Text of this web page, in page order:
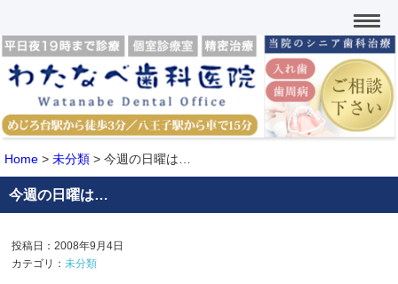
Home > 未分類 > 今週の日曜は…
今週の日曜は…
投稿日：2008年9月4日
カテゴリ：未分類